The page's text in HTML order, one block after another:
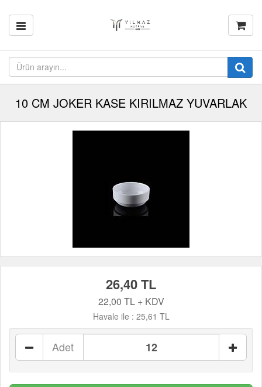
10 CM JOKER KASE KIRILMAZ YUVARLAK
26,40 TL
22,00 TL + KDV
Havale ile : 25,61 TL
Adet